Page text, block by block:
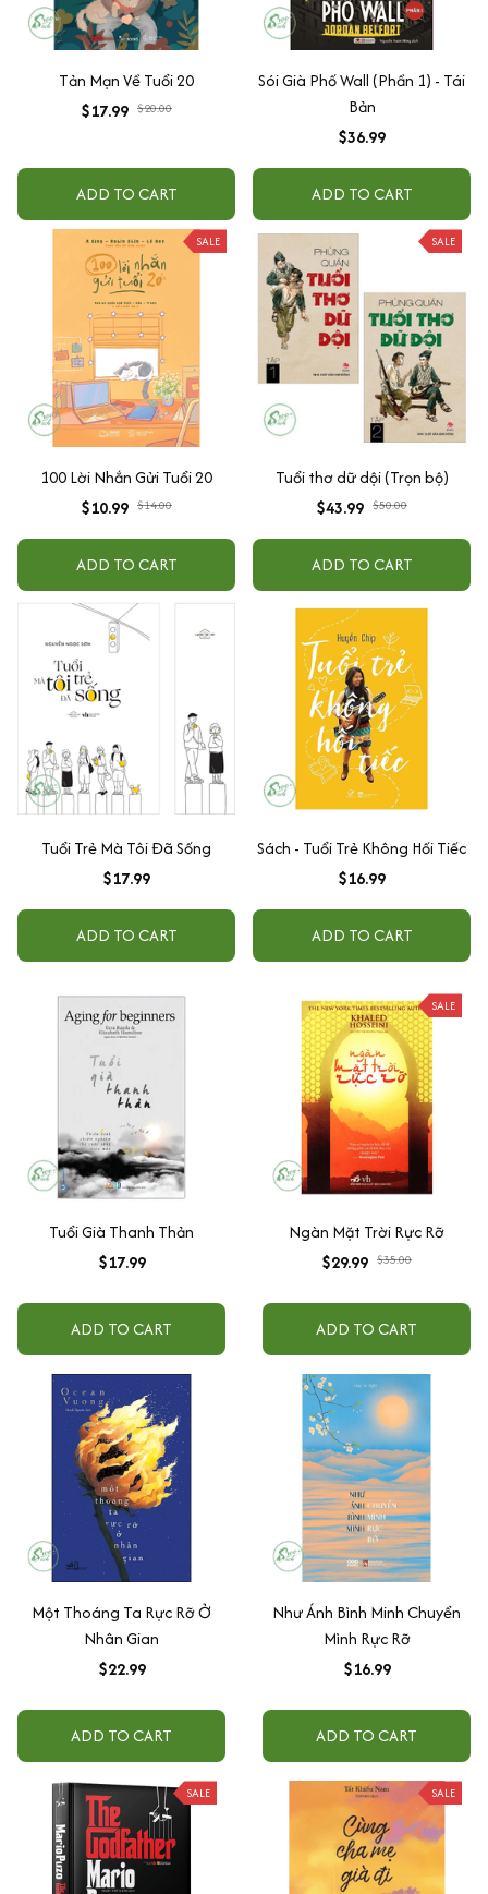
Tản Mạn Về Tuổi 20
$17.99 $20.00
ADD TO CART
Sói Già Phố Wall (Phần 1) - Tái
Bản
$36.99
ADD TO CART
SALE
100 Lời Nhắn Gửi Tuổi 20
$10.99 $14.00
ADD TO CART
SALE
Tuổi thơ dữ dội (Trọn bộ)
$43.99 $50.00
ADD TO CART
Tuổi Trẻ Mà Tôi Đã Sống
$17.99
ADD TO CART
Sách - Tuổi Trẻ Không Hối Tiếc
$16.99
ADD TO CART
Tuổi Già Thanh Thản
$17.99
ADD TO CART
SALE
Ngàn Mặt Trời Rực Rỡ
$29.99 $35.00
ADD TO CART
Một Thoáng Ta Rực Rỡ Ở
Nhân Gian
$22.99
ADD TO CART
Như Ánh Bình Minh Chuyển
Mình Rực Rỡ
$16.99
ADD TO CART
SALE SALE